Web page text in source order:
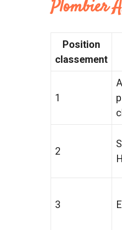
Plombier
Position
classement
1
2
3